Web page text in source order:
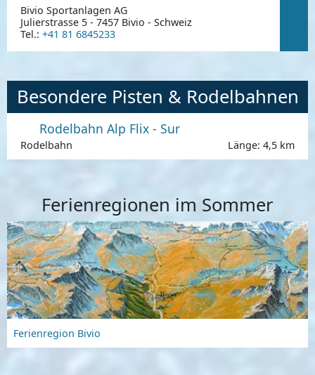
Bivio Sportanlagen AG
Julierstrasse 5 - 7457 Bivio - Schweiz
Tel.: +41 81 6845233
Besondere Pisten & Rodelbahnen
Rodelbahn Alp Flix - Sur
Rodelbahn Länge: 4,5 km
Ferienregionen im Sommer
Ferienregion Bivio